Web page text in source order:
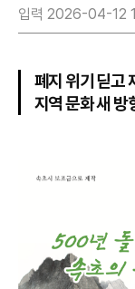
입력 2026-04-12
폐지 위기 딛고
지역 문화 새 방